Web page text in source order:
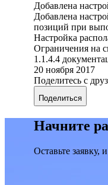
Добавлена
Добавлена
позиций при
Настройка
Ограничения на
1.1.4.4
20 ноября 2017
Поделитесь с
Поделиться
Начните
Оставьте заявку,